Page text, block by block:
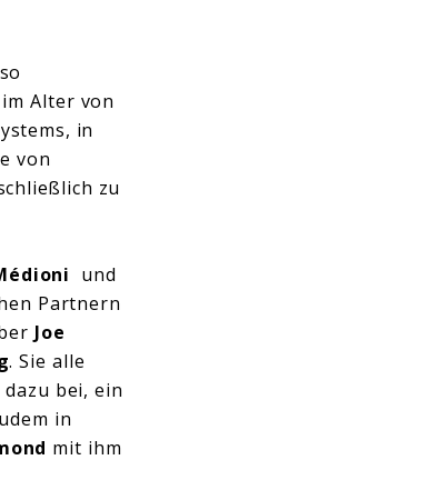
Alter von
in
von
zu
und
Partnern
Joe
. Sie alle
bei, ein
in
mit ihm